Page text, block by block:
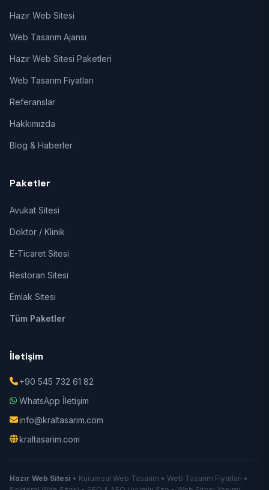
Hazır Web Sitesi
Web Tasarım Ajansı
Hazır Web Sitesi Paketleri
Web Tasarım Fiyatları
Referanslar
Hakkımızda
Blog & Haberler
Paketler
Avukat Sitesi
Doktor / Klinik
E-Ticaret Sitesi
Restoran Sitesi
Emlak Sitesi
Tüm Paketler
İletişim
+90 545 732 61 82
WhatsApp İletişim
info@kraltasarim.com
kraltasarim.com
Hazır Web Sitesi • Kurumsal Web Tasarım • Web Tasarım Fiyatları •